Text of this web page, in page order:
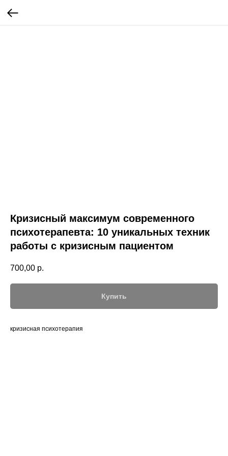
Кризисный максимум современного
психотерапевта: 10 уникальных техник
работы с кризисным пациентом
700,00 р.
Купить
кризисная психотерапия